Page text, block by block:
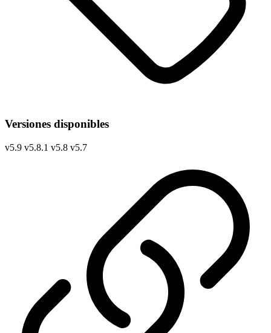
Versiones disponibles
v5.9 v5.8.1 v5.8 v5.7